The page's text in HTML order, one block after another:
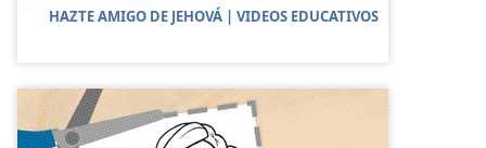
HAZTE AMIGO DE JEHOVÁ | VIDEOS EDUCATIVOS